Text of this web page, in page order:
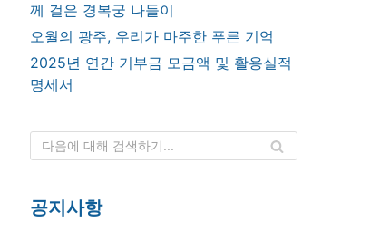
께 걸은 경복궁 나들이
오월의 광주, 우리가 마주한 푸른 기억
2025년 연간 기부금 모금액 및 활용실적
명세서
공지사항